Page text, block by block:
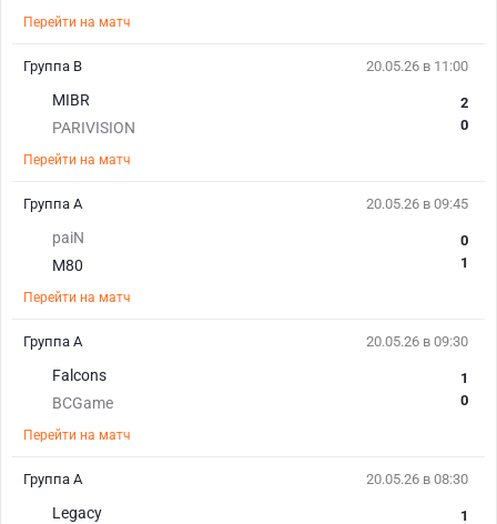
Перейти на матч
20.05.26 в 11:00
MIBR
PARIVISION
2
0
Перейти на матч
Группа В
20.05.26 в 09:45
paiN
M80
0
1
Перейти на матч
Группа А
20.05.26 в 09:30
Falcons
BCGame
1
0
Перейти на матч
Группа А
20.05.26 в 08:30
Legacy
1
Группа А